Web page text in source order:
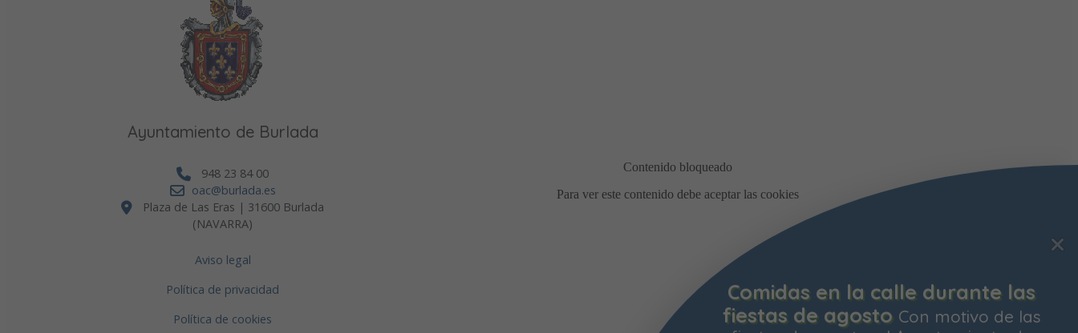
Comidas en la calle durante las
fiestas de agosto Con motivo de las
Ayuntamiento de Burlada
948 23 84 00
oac@burlada.es
Plaza de Las Eras | 31600 Burlada
(NAVARRA)
Aviso legal
Política de privacidad
Política de cookies